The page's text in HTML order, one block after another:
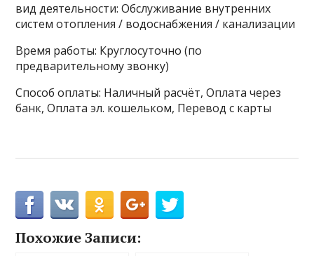
вид деятельности: Обслуживание внутренних
систем отопления / водоснабжения / канализации
Время работы: Круглосуточно (по
предварительному звонку)
Способ оплаты: Наличный расчёт, Оплата через
банк, Оплата эл. кошельком, Перевод с карты
Похожие Записи: